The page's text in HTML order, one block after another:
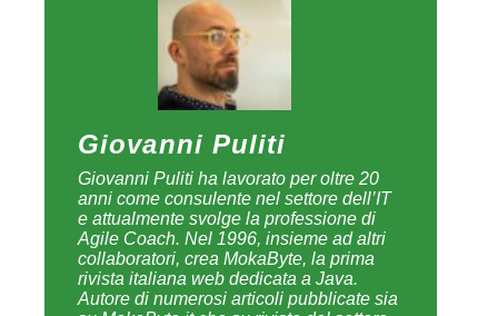
Giovanni Puliti
Giovanni Puliti ha lavorato per oltre 20
anni come consulente nel settore dell’IT
e attualmente svolge la professione di
Agile Coach. Nel 1996, insieme ad altri
collaboratori, crea MokaByte, la prima
rivista italiana web dedicata a Java.
Autore di numerosi articoli pubblicate sia